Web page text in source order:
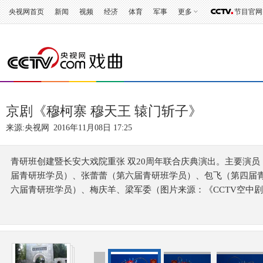
央视网首页 新闻 视频 经济 体育 军事 更多 节目官网
京剧《穆柯寨 穆天王 辕门斩子》
来源:央视网 2016年11月08日 17:25
青研班创建暨长安大戏院重张 双20周年联合庆典演出。主要演
届青研班学员）、张蕾蕾（第六届青研班学员）、包飞（第四
六届青研班学员）、梅庆羊、梁军委（图片来源：《CCTV空中